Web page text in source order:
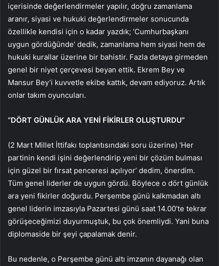
içerisinde değerlendirmeler yapılır, doğru zamanlama
aranır, siyasi ve hukuki değerlendirmeler sonucunda
özellikle kendisi için o kadar yazdık; ‘Cumhurbaşkanı
uygun gördüğünde’ dedik, zamanlama hem siyasi hem de
hukuki kurallar üzerine bir bahistir. Fazla detaya girmeden
genel bir niyet çerçevesi beyan ettik. Ekrem Bey ve
Mansur Bey’i kuvvetle ekibe kattık, devam ediyoruz. Artık
onlar takım oyuncuları.
“DÖRT GÜNLÜK ARA YENİ FİKİRLER OLUŞTURDU”
(2 Mart Millet İttifakı toplantısındaki soru üzerine) ‘Her
partinin kendi işini değerlendirip yeni bir çözüm bulması
için güzel bir fırsat penceresi açılıyor’ dedim, önerdim.
Tüm genel liderler de uygun gördü. Böylece o dört günlük
ara yeni fikirler doğurdu. Perşembe günü kalkmadan altı
genel liderin imzasıyla Pazartesi günü saat 14.00’te tekrar
görüşeceğimizi duyurmuştuk, bu çok önemliydi. Yani buna
diplomaside bir şeyi çapalamak denir.
Bu nedenle, o Perşembe günü altı imzanın dayanağı olan